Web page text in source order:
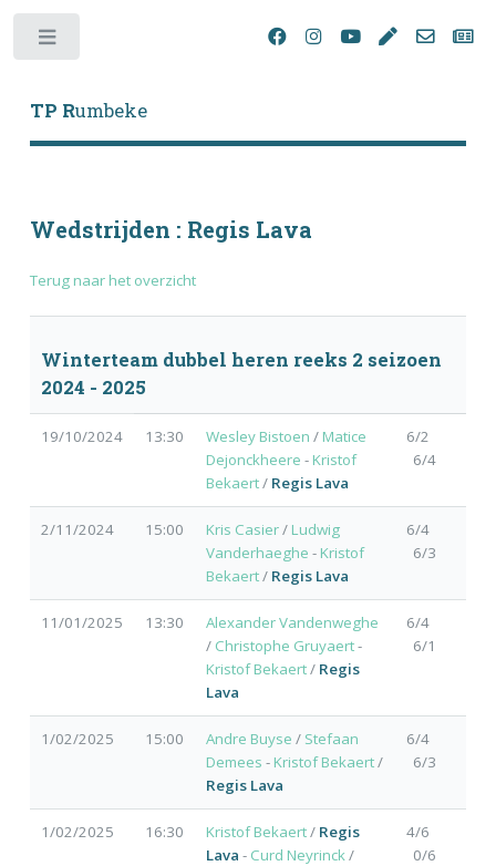
TP Rumbeke
Wedstrijden : Regis Lava
Terug naar het overzicht
Winterteam dubbel heren reeks 2 seizoen
2024 - 2025
19/10/2024 13:30 Wesley Bistoen / Matice
Dejonckheere - Kristof
Bekaert/ Regis Lava
6/2
6/4
2/11/2024 15:00 Kris Casier/ Ludwig
Vanderhaeghe - Kristof
Bekaert/ Regis Lava
6/4
6/3
11/01/2025 13:30
Alexander Vandenweghe
/ Christophe Gruyaert-
Kristof Bekaert/ Regis
Lava
6/4
6/1
1/02/2025 15:00 Andre Buyse / Stefaan
Demees - Kristof Bekaert/
Regis Lava
6/4
6/3
1/02/2025 16:30 Kristof Bekaert/ Regis
Lava - Curd Neyrinck/
4/6
0/6